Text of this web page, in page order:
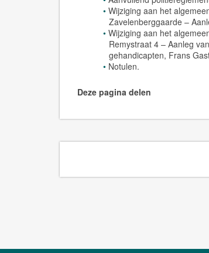
Wijziging aan het
Zavelenberggaarde –
Wijziging aan het
Remystraat 4 – Aanleg
gehandicapten, Frans
Notulen.
Deze pagina delen